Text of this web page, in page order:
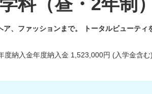
、ファッションまで。 トータルビューティ
納入金年度納入金 1,523,000円 (入学金含む)